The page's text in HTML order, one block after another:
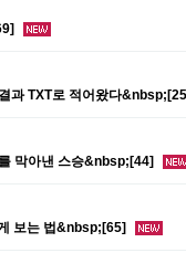
과 TXT로 적어왔다
막아낸 스승&nbsp;[44]
보는 법&nbsp;[65]